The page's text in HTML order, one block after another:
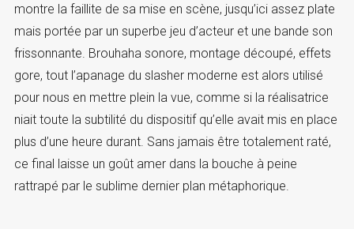
montre la faillite de sa mise en scène, jusqu’ici assez plate
mais portée par un superbe jeu d’acteur et une bande son
frissonnante. Brouhaha sonore, montage découpé, effets
gore, tout l’apanage du slasher moderne est alors utilisé
pour nous en mettre plein la vue, comme si la réalisatrice
niait toute la subtilité du dispositif qu’elle avait mis en place
plus d’une heure durant. Sans jamais être totalement raté,
ce final laisse un goût amer dans la bouche à peine
rattrapé par le sublime dernier plan métaphorique.